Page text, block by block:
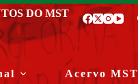
DO MST
Acervo MST